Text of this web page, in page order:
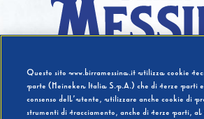
Hai compiuto
Questo sito www.birramessina.it utilizza cookie
parte (Heineken Italia S.p.A.) che di terze parti
consenso dell’utente, utilizzare anche cookie di
strumenti di tracciamento, anche di terze parti, al